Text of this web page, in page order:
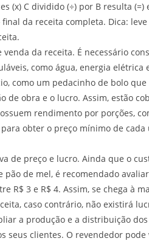
(x) C dividido (÷) por B resulta
da receita completa. Dica:
venda da receita. É necessário
como água, energia
como um pedacinho de bolo
de obra e o lucro. Assim, estão
rendimento por porções,
obter o preço mínimo de
de preço e lucro. Ainda que o
pão de mel, é recomendado
R$ 3 e R$ 4. Assim, se chega à
caso contrário, não existirá
a produção e a distribuição
seus clientes. O revendedor